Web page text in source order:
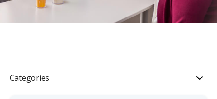
Categories